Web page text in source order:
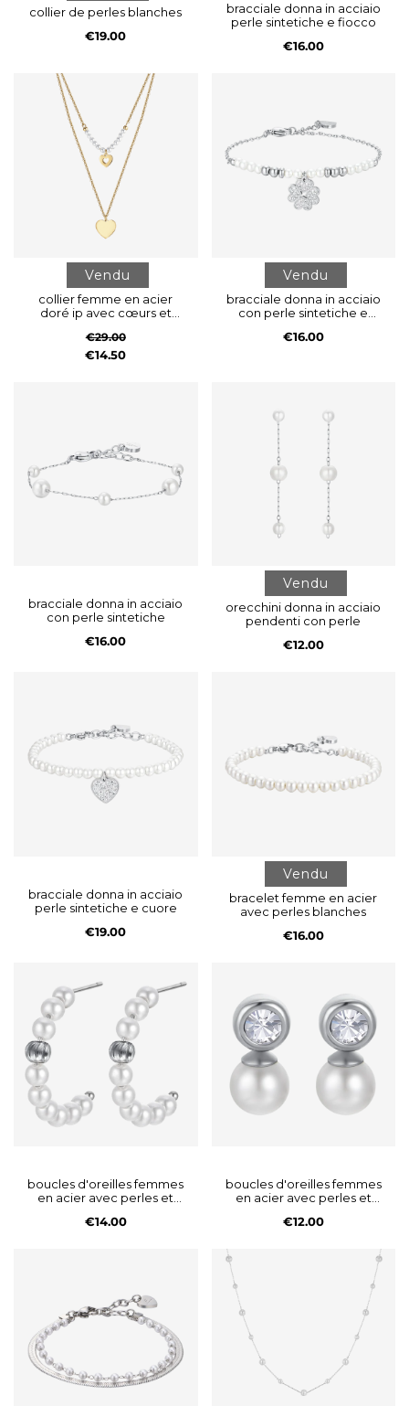
collier de perles blanches
€19.00
bracciale donna in acciaio
perle sintetiche e fiocco
€16.00
Vendu
collier femme en acier
doré ip avec cœurs et
€29.00
€14.50
Vendu
bracciale donna in acciaio
con perle sintetiche e
€16.00
bracciale donna in acciaio
con perle sintetiche
€16.00
Vendu
orecchini donna in acciaio
pendenti con perle
€12.00
bracciale donna in acciaio
perle sintetiche e cuore
€19.00
Vendu
bracelet femme en acier
avec perles blanches
€16.00
boucles d'oreilles femmes
en acier avec perles et
€14.00
boucles d'oreilles femmes
en acier avec perles et
€12.00